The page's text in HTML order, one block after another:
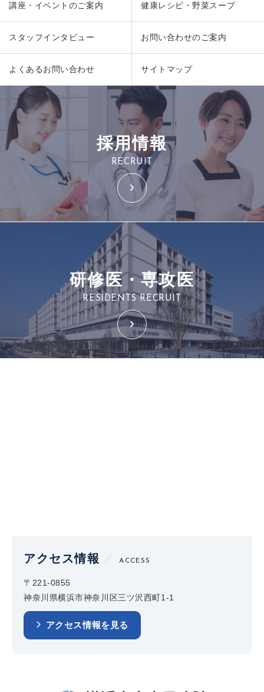
講座・イベントのご案内 健康レシピ・野菜スープ
スタッフインタビュー お問い合わせのご案内
よくあるお問い合わせ サイトマップ
採用情報
RECRUIT
研修医・専攻医
RESIDENTS RECRUIT
アクセス情報 ACCESS
〒221-0855
神奈川県横浜市神奈川区三ツ沢西町1-1
アクセス情報を見る